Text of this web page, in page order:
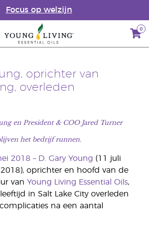
Focus op welzijn
0
oprichter van
overleden
en President & COO Jared Turner
het bedrijf runnen.
2018 – D. Gary Young (11 juli
oprichter en hoofd van de
van Young Living Essential Oils,
in Salt Lake City overleden
na een aantal